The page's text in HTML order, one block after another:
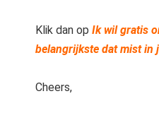
Klik dan op Ik wil gratis
belangrijkste dat mist in
Cheers,